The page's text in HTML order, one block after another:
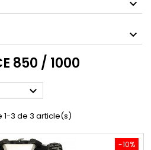
850 / 1000

1-3 de 3 article(s)
-10%